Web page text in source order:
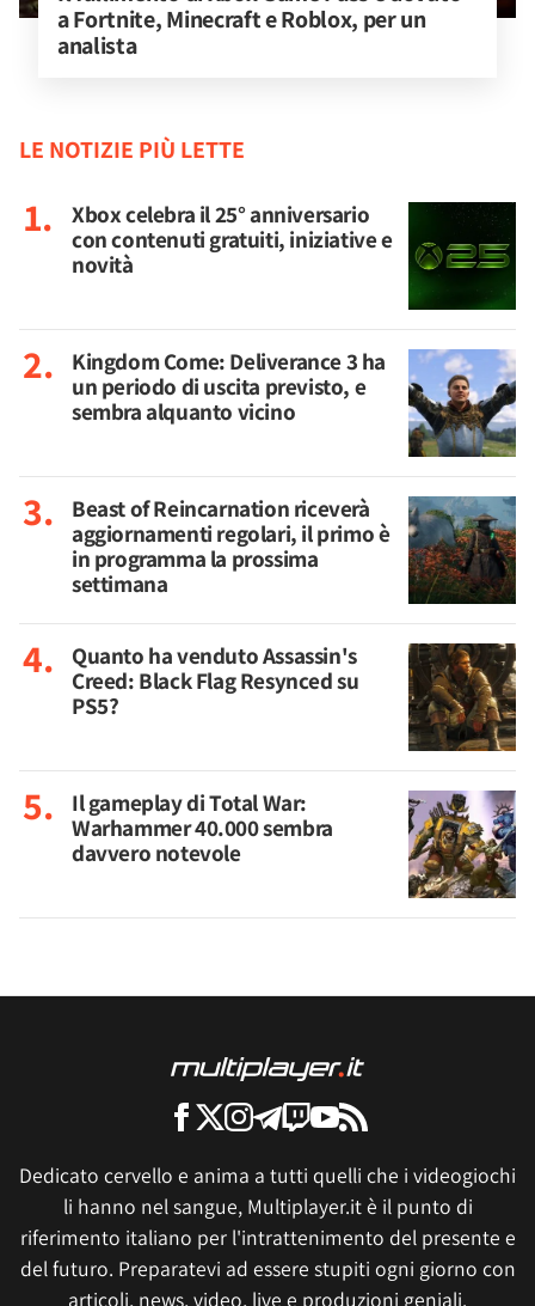
a Fortnite, Minecraft e Roblox, per un
analista
LE NOTIZIE PIÙ LETTE
Xbox celebra il 25° anniversario
con contenuti gratuiti, iniziative e
novità
Kingdom Come: Deliverance 3 ha
un periodo di uscita previsto, e
sembra alquanto vicino
Beast of Reincarnation riceverà
aggiornamenti regolari, il primo è
in programma la prossima
settimana
Quanto ha venduto Assassin's
Creed: Black Flag Resynced su
PS5?
Il gameplay di Total War:
Warhammer 40.000 sembra
davvero notevole
Dedicato cervello e anima a tutti quelli che i videogiochi
li hanno nel sangue, Multiplayer.it è il punto di
riferimento italiano per l'intrattenimento del presente e
del futuro. Preparatevi ad essere stupiti ogni giorno con
articoli, news, video, live e produzioni geniali.